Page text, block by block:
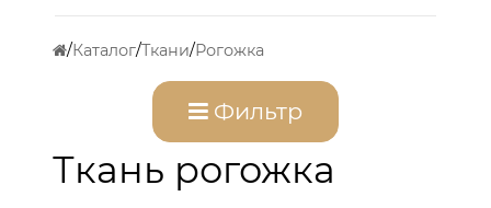
Каталог Ткани Рогожка
Фильтр
Ткань рогожка